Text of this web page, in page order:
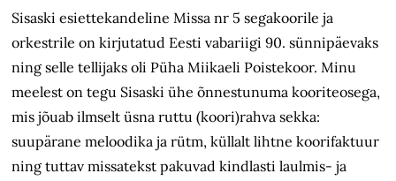
Sisaski esiettekandeline Missa nr 5 segakoorile ja
orkestrile on kirjutatud Eesti vabariigi 90. sünnipäevaks
ning selle tellijaks oli Püha Miikaeli Poistekoor. Minu
meelest on tegu Sisaski ühe õnnestunuma kooriteosega,
mis jõuab ilmselt üsna ruttu (koori)rahva sekka:
suupärane meloodika ja rütm, küllalt lihtne koorifaktuur
ning tuttav missatekst pakuvad kindlasti laulmis- ja